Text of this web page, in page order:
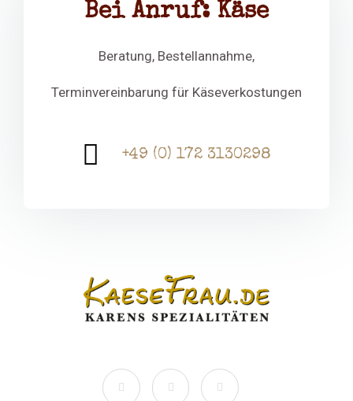
Bei Anruf: Käse
Beratung, Bestellannahme,
Terminvereinbarung für Käseverkostungen
+49 (0) 172 3130298